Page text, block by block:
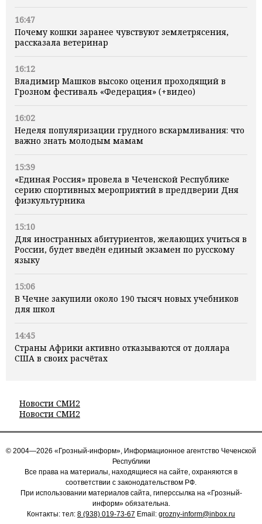
16:47
Почему кошки заранее чувствуют землетрясения,
рассказала ветеринар
16:12
Владимир Машков высоко оценил проходящий в
Грозном фестиваль «Федерация» (+видео)
16:02
Неделя популяризации грудного вскармливания: что
важно знать молодым мамам
15:39
«Единая Россия» провела в Чеченской Республике
серию спортивных мероприятий в преддверии Дня
физкультурника
15:10
Для иностранных абитуриентов, желающих учиться в
России, будет введён единый экзамен по русскому
языку
15:06
В Чечне закупили около 190 тысяч новых учебников
для школ
14:45
Страны Африки активно отказываются от доллара
США в своих расчётах
Новости СМИ2
Новости СМИ2
© 2004—2026 «Грозный-информ», Информационное агентство Чеченской
Республики
Все права на материалы, находящиеся на сайте, охраняются в
соответствии с законодательством РФ.
При использовании материалов сайта, гиперссылка на «Грозный-
информ» обязательна.
Контакты: тел: 8 (938) 019-73-67 Email: grozny-inform@inbox.ru